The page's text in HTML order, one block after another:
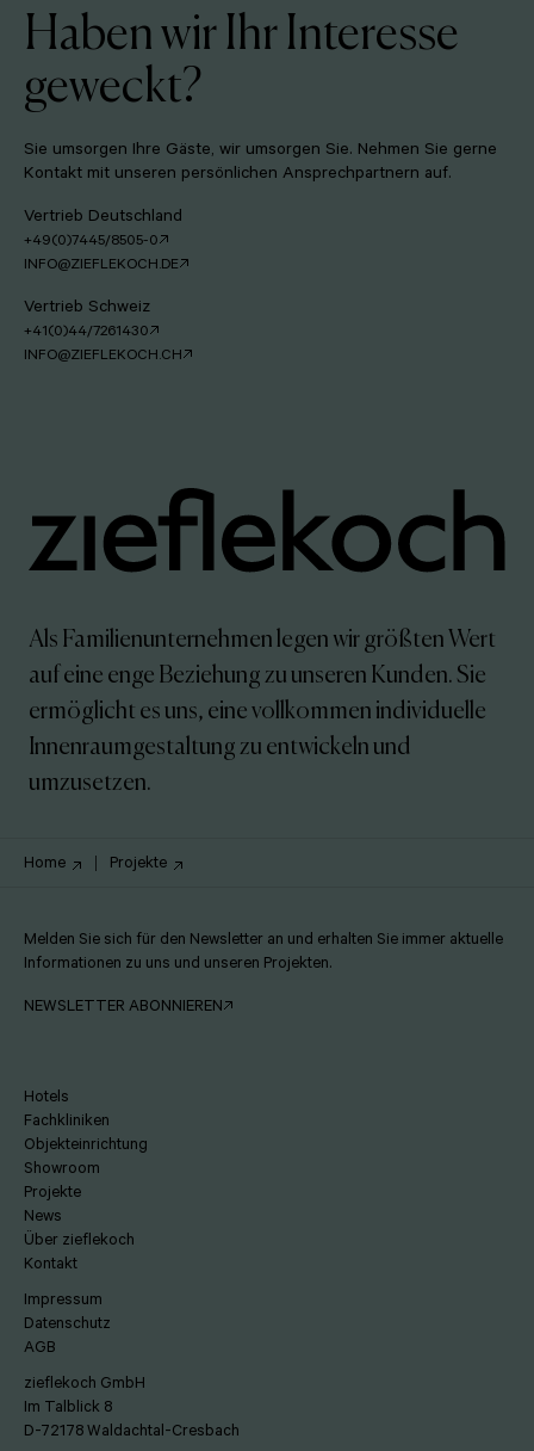
Haben wir Ihr Interesse
geweckt?
Sie umsorgen Ihre Gäste, wir umsorgen Sie. Nehmen Sie gerne
Kontakt mit unseren persönlichen Ansprechpartnern auf.
Vertrieb Deutschland
+49(0)7445/8505-0
INFO@ZIEFLEKOCH.DE
Vertrieb Schweiz
+41(0)44/7261430
INFO@ZIEFLEKOCH.CH
Als Familienunternehmen legen wir größten Wert
auf eine enge Beziehung zu unseren Kunden. Sie
ermöglicht es uns, eine vollkommen individuelle
Innenraumgestaltung zu entwickeln und
umzusetzen.
Home Projekte
Melden Sie sich für den Newsletter an und erhalten Sie immer aktuelle
Informationen zu uns und unseren Projekten.
NEWSLETTER ABONNIEREN
Hotels
Fachkliniken
Objekteinrichtung
Showroom
Projekte
News
Über zieflekoch
Kontakt
Impressum
Datenschutz
AGB
zieflekoch GmbH
Im Talblick 8
D-72178 Waldachtal-Cresbach